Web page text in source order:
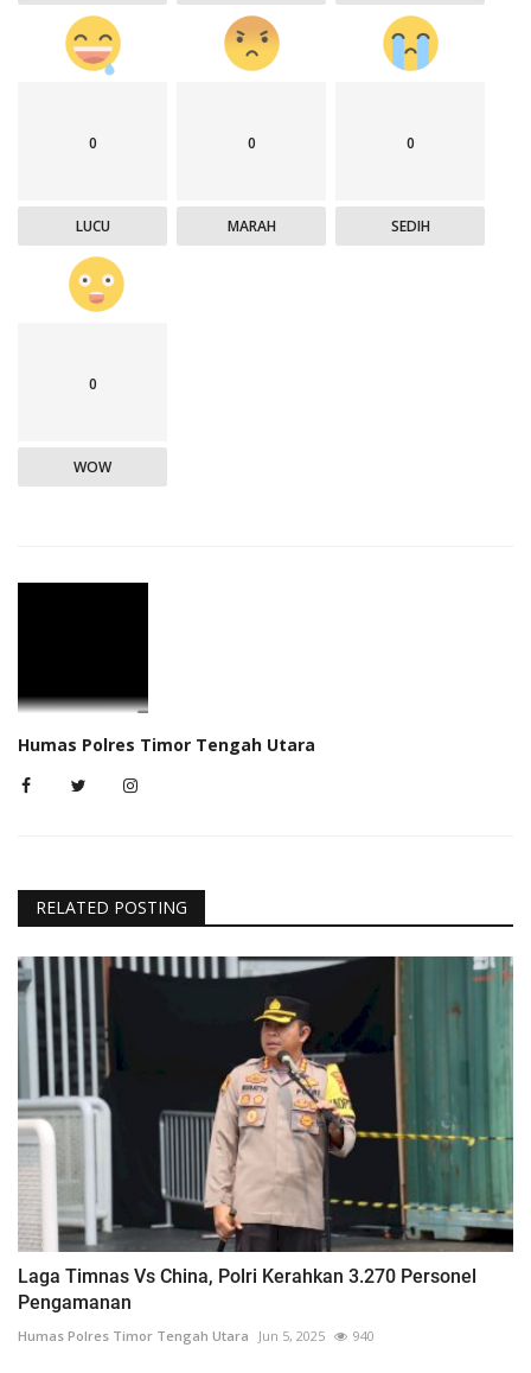
0
LUCU
0
MARAH
0
SEDIH
0
WOW
Humas Polres Timor Tengah Utara
RELATED POSTING
Laga Timnas Vs China, Polri Kerahkan 3.270 Personel
Pengamanan
Humas Polres Timor Tengah Utara Jun 5, 2025 940